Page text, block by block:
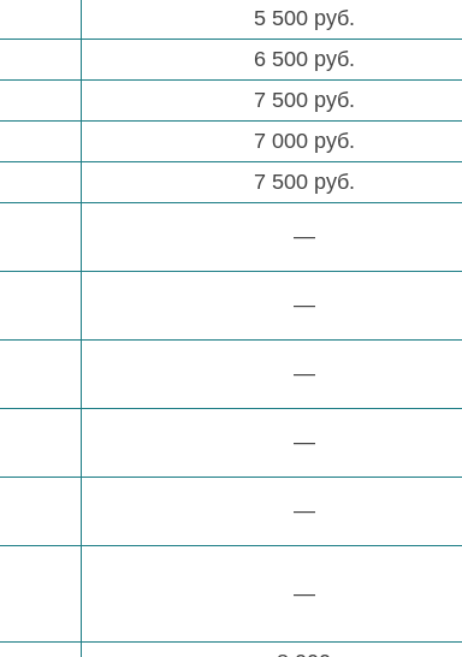
5 500 руб.
6 500 руб.
7 500 руб.
7 000 руб.
7 500 руб.
—
—
—
—
—
—